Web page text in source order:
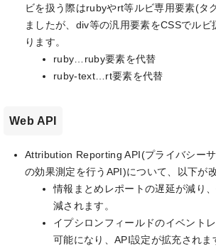
ビを扱う際はrubyやrt等ルビ専用要素(タ
ましたが、div等の汎用要素をCSSでルビ
ります。
ruby…ruby要素を代替
ruby-text…rt要素を代替
Web API
Attribution Reporting API(プライバシー
の効果測定を行うAPI)について、以下が
情報まとめレポートの遅延が減り
減されます。
イプシロンフィールドのイベント
可能になり、API設定が拡充されま